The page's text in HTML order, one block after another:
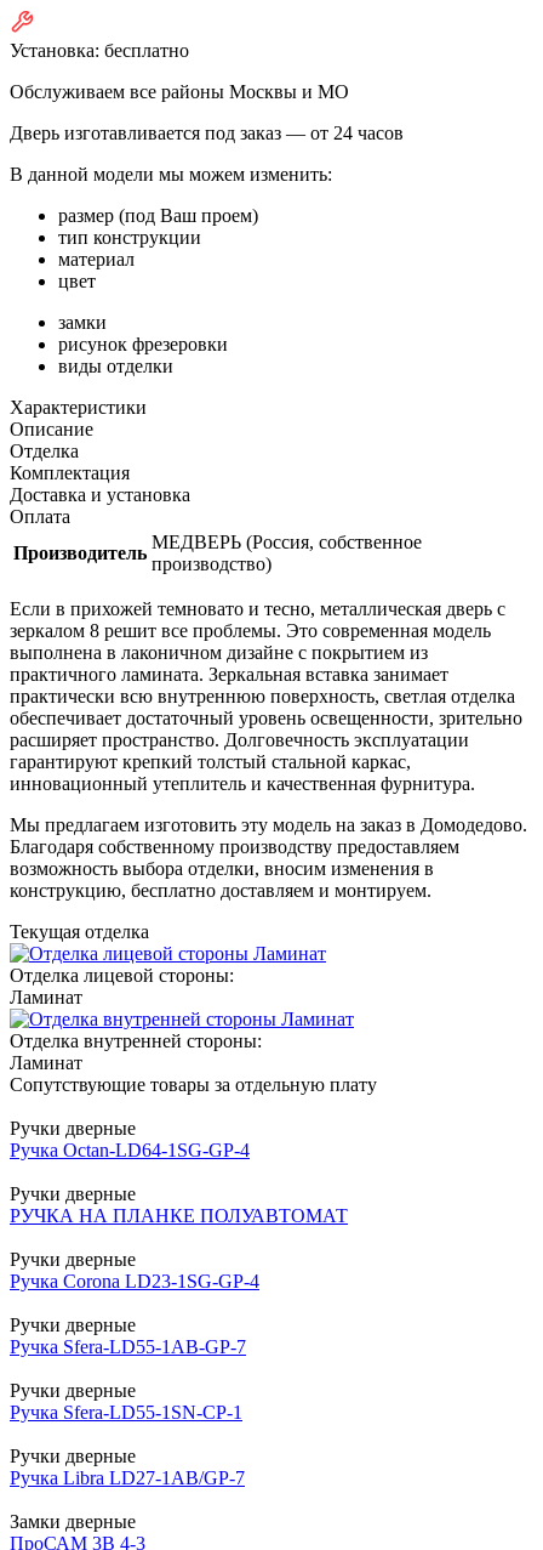
Установка: бесплатно
Обслуживаем все районы Москвы и МО
Дверь изготавливается под заказ — от 24 часов
В данной модели мы можем изменить:
размер (под Ваш проем)
тип конструкции
материал
цвет
замки
рисунок фрезеровки
виды отделки
Характеристики
Описание
Отделка
Комплектация
Доставка и установка
Оплата
Производитель
МЕДВЕРЬ (Россия, собственное
производство)
Если в прихожей темновато и тесно, металлическая дверь с
зеркалом 8 решит все проблемы. Это современная модель
выполнена в лаконичном дизайне с покрытием из
практичного ламината. Зеркальная вставка занимает
практически всю внутреннюю поверхность, светлая отделка
обеспечивает достаточный уровень освещенности, зрительно
расширяет пространство. Долговечность эксплуатации
гарантируют крепкий толстый стальной каркас,
инновационный утеплитель и качественная фурнитура.
Мы предлагаем изготовить эту модель на заказ в Домодедово.
Благодаря собственному производству предоставляем
возможность выбора отделки, вносим изменения в
конструкцию, бесплатно доставляем и монтируем.
Текущая отделка
Отделка лицевой стороны:
Ламинат
Отделка внутренней стороны:
Ламинат
Сопутствующие товары за отдельную плату
Ручки дверные
Ручка Octan-LD64-1SG-GP-4
Ручки дверные
РУЧКА НА ПЛАНКЕ ПОЛУАВТОМАТ
Ручки дверные
Ручка Corona LD23-1SG-GP-4
Ручки дверные
Ручка Sfera-LD55-1AB-GP-7
Ручки дверные
Ручка Sfera-LD55-1SN-CP-1
Ручки дверные
Ручка Libra LD27-1AB/GP-7
Замки дверные
ПроСАМ 3В 4-3